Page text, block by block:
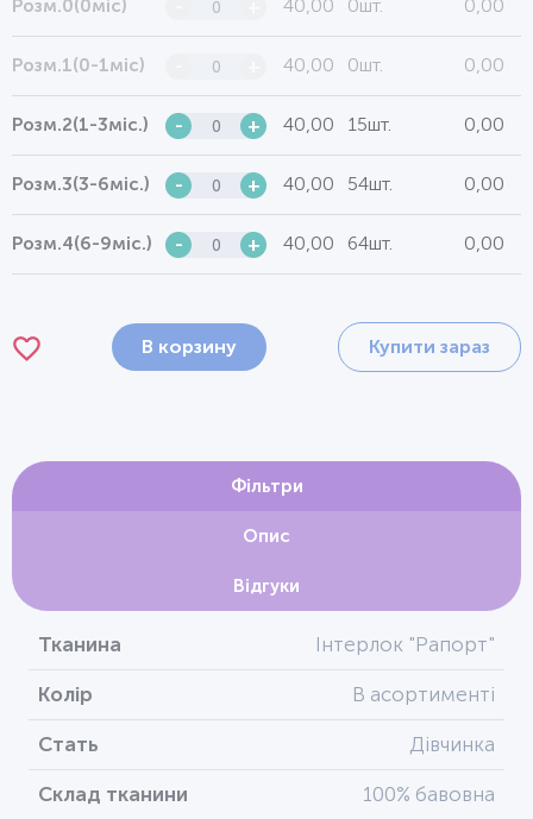
Розм.0(0міс) 40,00 0шт. 0,00
Розм.1(0-1міс) 40,00 0шт. 0,00
Розм.2(1-3міс.) - + 40,00 15шт. 0,00
Розм.3(3-6міс.) - + 40,00 54шт. 0,00
Розм.4(6-9міс.) - + 40,00 64шт. 0,00
В корзину Купити зараз
Фільтри
Опис
Відгуки
Тканина Інтерлок "Рапорт"
Колір В асортименті
Стать Дівчинка
Склад тканини 100% бавовна